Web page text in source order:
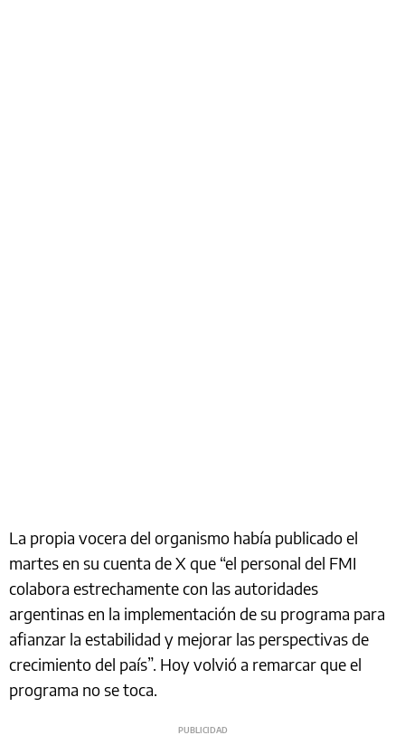
La propia vocera del organismo había publicado el
martes en su cuenta de X que “el personal del FMI
colabora estrechamente con las autoridades
argentinas en la implementación de su programa para
afianzar la estabilidad y mejorar las perspectivas de
crecimiento del país”. Hoy volvió a remarcar que el
programa no se toca.